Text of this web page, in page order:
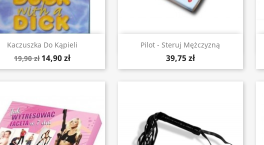
Kaczuszka Do Kąpieli
19,90 zł 14,90 zł
Szybki podgląd Pilot - Steruj Mężczyzną
39,75 zł
Szybki podgląd